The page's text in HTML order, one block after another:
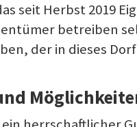
seit Herbst 2019
betreiben
der in dieses